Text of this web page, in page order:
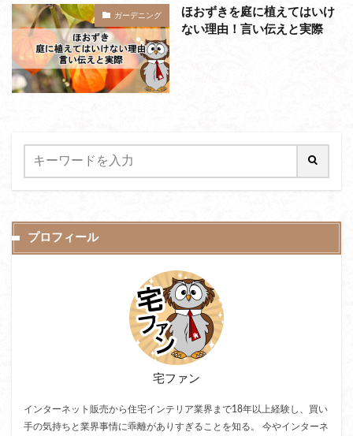
ガーデニング
ほおずきを庭に植えてはいけ
ない理由！言い伝えと実際
プロフィール
宅ファン
インターネット販売から住宅インテリア業界まで18年以上経験し、買い
手の気持ちと業界事情に乖離がありすぎることを知る。 今やインターネ